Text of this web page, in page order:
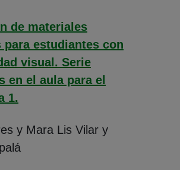
de materiales
para estudiantes con
visual. Serie
en el aula para el
1.
y Mara Lis Vilar y